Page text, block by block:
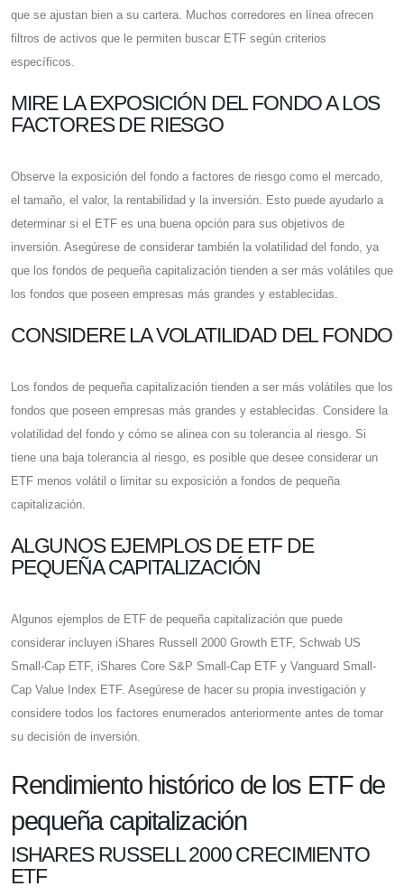
que se ajustan bien a su cartera. Muchos corredores en línea ofrecen
filtros de activos que le permiten buscar ETF según criterios
específicos.
MIRE LA EXPOSICIÓN DEL FONDO A LOS
FACTORES DE RIESGO
Observe la exposición del fondo a factores de riesgo como el mercado,
el tamaño, el valor, la rentabilidad y la inversión. Esto puede ayudarlo a
determinar si el ETF es una buena opción para sus objetivos de
inversión. Asegúrese de considerar también la volatilidad del fondo, ya
que los fondos de pequeña capitalización tienden a ser más volátiles que
los fondos que poseen empresas más grandes y establecidas.
CONSIDERE LA VOLATILIDAD DEL FONDO
Los fondos de pequeña capitalización tienden a ser más volátiles que los
fondos que poseen empresas más grandes y establecidas. Considere la
volatilidad del fondo y cómo se alinea con su tolerancia al riesgo. Si
tiene una baja tolerancia al riesgo, es posible que desee considerar un
ETF menos volátil o limitar su exposición a fondos de pequeña
capitalización.
ALGUNOS EJEMPLOS DE ETF DE
PEQUEÑA CAPITALIZACIÓN
Algunos ejemplos de ETF de pequeña capitalización que puede
considerar incluyen iShares Russell 2000 Growth ETF, Schwab US
Small-Cap ETF, iShares Core S&P Small-Cap ETF y Vanguard Small-
Cap Value Index ETF. Asegúrese de hacer su propia investigación y
considere todos los factores enumerados anteriormente antes de tomar
su decisión de inversión.
Rendimiento histórico de los ETF de
pequeña capitalización
ISHARES RUSSELL 2000 CRECIMIENTO
ETF